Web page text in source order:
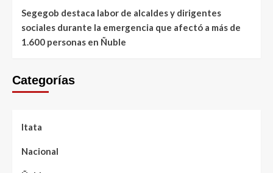
Segegob destaca labor de alcaldes y dirigentes
sociales durante la emergencia que afectó a más de
1.600 personas en Ñuble
Categorías
Itata
Nacional